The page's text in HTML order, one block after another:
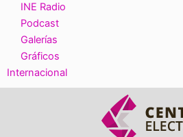
INE Radio
Podcast
Galerías
Gráficos
Internacional